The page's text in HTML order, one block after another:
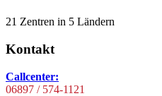
21 Zentren in 5 Ländern
Kontakt
Callcenter:
06897 / 574-1121